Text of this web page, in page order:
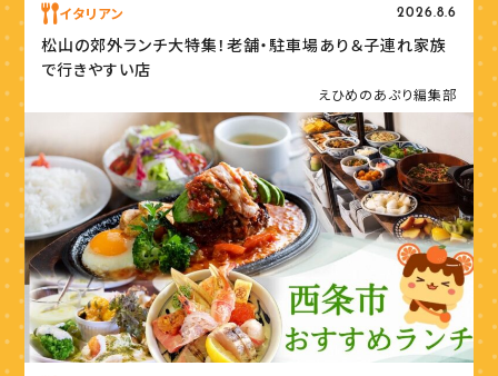
イタリアン 2026.8.6
松山の郊外ランチ大特集！老舗・駐車場あり＆子連れ家族
で行きやすい店
えひめのあぷり編集部